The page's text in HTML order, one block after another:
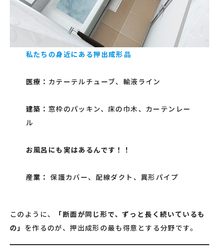
私たちの身近にある押出成形品
医療： カテーテルチューブ、輸液ライン
建築： 窓枠のパッキン、床の巾木、カーテンレー
ル
お風呂にも実はあるんです！！
産業： 保護カバー、配線ダクト、異形パイプ
このように、
「断面が同じ形で、ずっと長く続いているも
の」 を作るのが、押出成形の最も得意とする分野です。